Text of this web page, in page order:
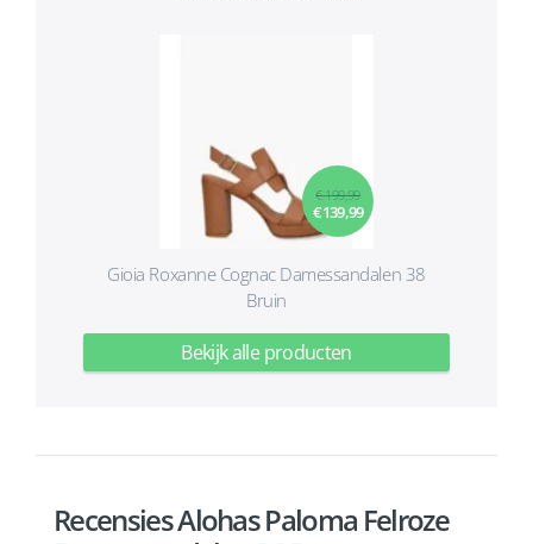
€ 199,99
€ 139,99
Gioia Roxanne Cognac Damessandalen 38
Bruin
Bekijk alle producten
Recensies Alohas Paloma Felroze